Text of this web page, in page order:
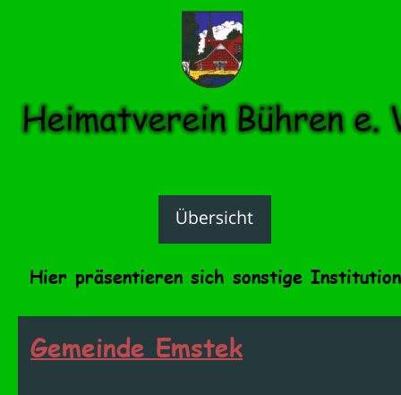
Hier präsentieren sich sonstige
Gemeinde Emstek